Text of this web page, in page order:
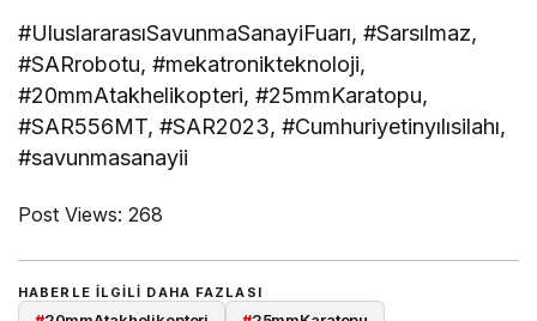
#UluslararasıSavunmaSanayiFuarı, #Sarsılmaz,
#SARrobotu, #mekatronikteknoloji,
#20mmAtakhelikopteri, #25mmKaratopu,
#SAR556MT, #SAR2023, #Cumhuriyetinyılısilahı,
#savunmasanayii
Post Views: 268
HABERLE ILGILI DAHA FAZLASI